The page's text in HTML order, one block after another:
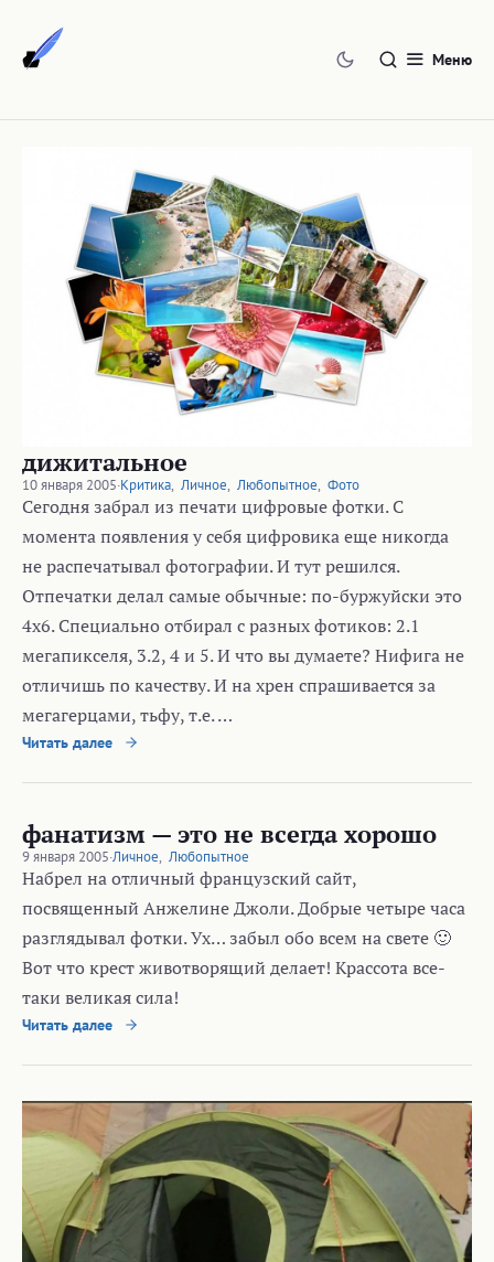
содержимому
Меню
дижитальное
10 января 2005·Критика, Личное, Любопытное, Фото
Сегодня забрал из печати цифровые фотки. С
момента появления у себя цифровика еще никогда
не распечатывал фотографии. И тут решился.
Отпечатки делал самые обычные: по-буржуйски это
4х6. Специально отбирал с разных фотиков: 2.1
мегапикселя, 3.2, 4 и 5. И что вы думаете? Нифига не
отличишь по качеству. И на хрен спрашивается за
мегагерцами, тьфу, т.е. …
Читать далее
фанатизм — это не всегда хорошо
9 января 2005·Личное, Любопытное
Набрел на отличный французский сайт,
посвященный Анжелине Джоли. Добрые четыре часа
разглядывал фотки. Ух… забыл обо всем на свете 🙂
Вот что крест животворящий делает! Крассота все-
таки великая сила!
Читать далее